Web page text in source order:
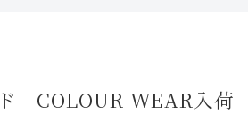
COLOUR WEAR入荷